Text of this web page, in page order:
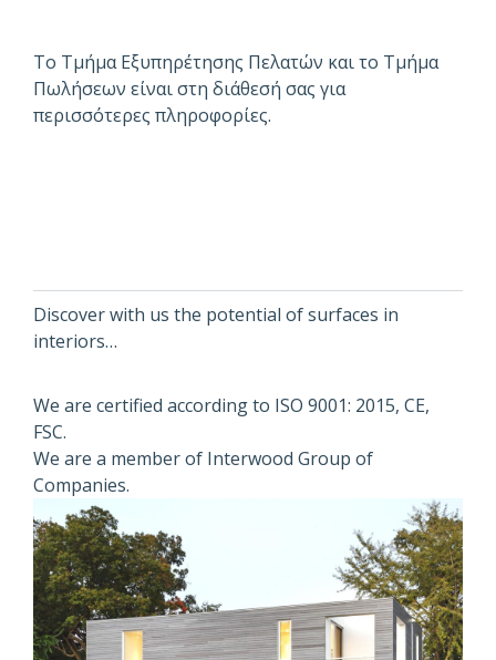
Το Τμήμα Εξυπηρέτησης Πελατών και το Τμήμα
Πωλήσεων είναι στη διάθεσή σας για
περισσότερες πληροφορίες.
Discover with us the potential of surfaces in
interiors…
We are certified according to ISO 9001: 2015, CE,
FSC.
We are a member of Interwood Group of
Companies.